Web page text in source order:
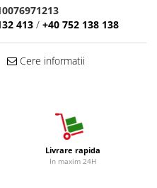
413 / +40 752 138 138
Cere informatii
Livrare rapida
In maxim 24H